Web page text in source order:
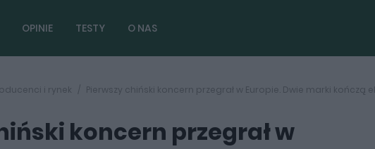
OPINIE TESTY O NAS
i rynek Pierwszy chiński koncern przegrał w Europie. Dwie marki kończą
koncern przegrał w